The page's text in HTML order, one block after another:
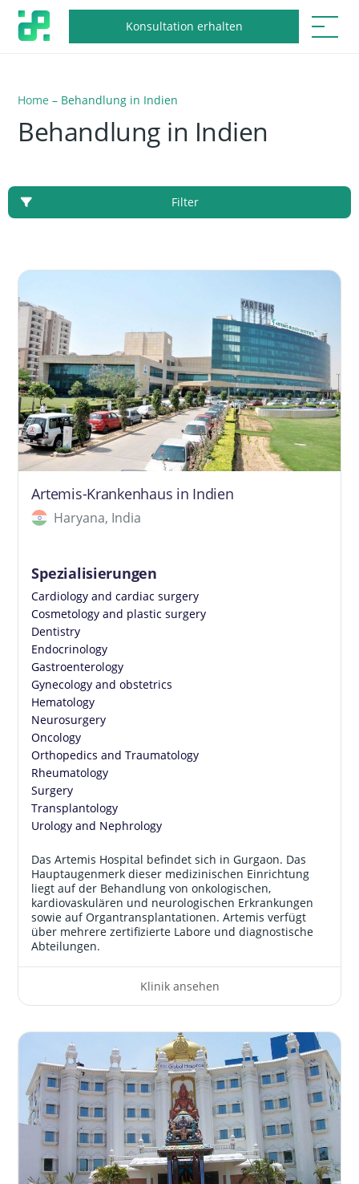
Konsultation erhalten
Home – Behandlung in Indien
Behandlung in Indien
Filter
Artemis-Krankenhaus in Indien
Haryana, India
Spezialisierungen
Cardiology and cardiac surgery
Cosmetology and plastic surgery
Dentistry
Endocrinology
Gastroenterology
Gynecology and obstetrics
Hematology
Neurosurgery
Oncology
Orthopedics and Traumatology
Rheumatology
Surgery
Transplantology
Urology and Nephrology
Das Artemis Hospital befindet sich in Gurgaon. Das
Hauptaugenmerk dieser medizinischen Einrichtung
liegt auf der Behandlung von onkologischen,
kardiovaskulären und neurologischen Erkrankungen
sowie auf Organtransplantationen. Artemis verfügt
über mehrere zertifizierte Labore und diagnostische
Abteilungen.
Klinik ansehen